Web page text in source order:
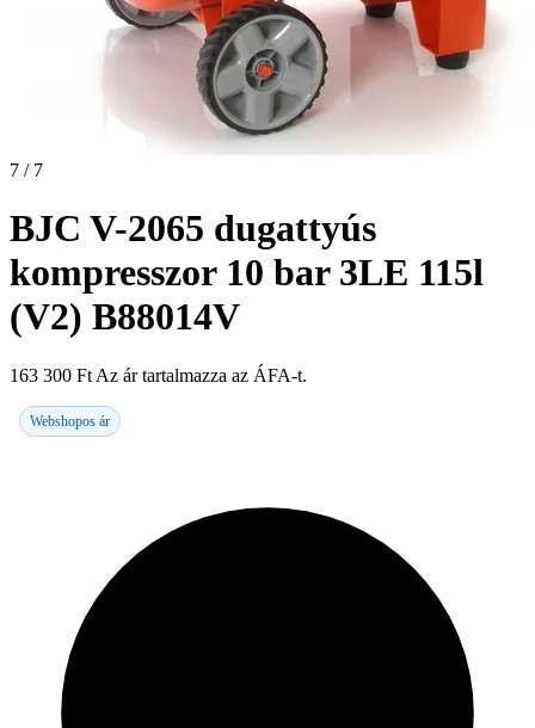
7 / 7
BJC V-2065 dugattyús
kompresszor 10 bar 3LE 115l
(V2) B88014V
163 300 Ft Az ár tartalmazza az ÁFA-t.
Webshopos ár